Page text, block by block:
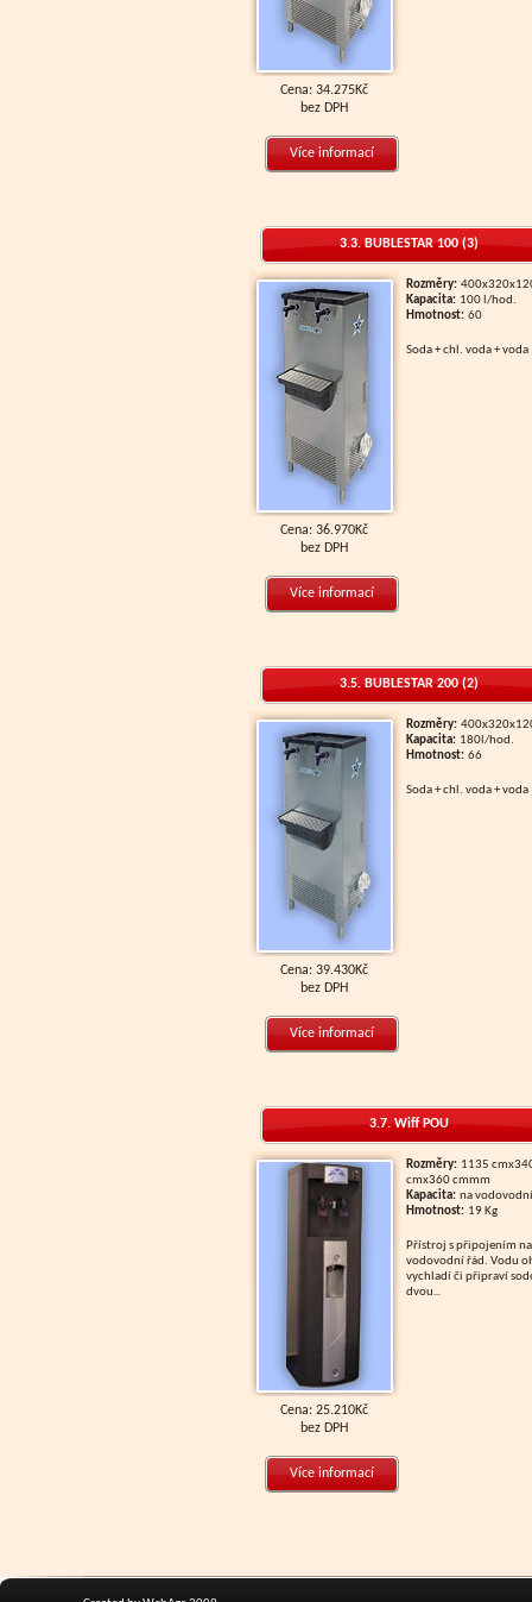
Cena: 34.275Kč
bez DPH
Více informací
3.3. BUBLESTAR 100 (3)
Cena: 36.970Kč
bez DPH
Rozměry:
Kapacita: 100 l/hod.
Hmotnost: 60
soda + chl. voda + voda
Více informací
3.5. BUBLESTAR 200 (2)
Cena: 39.430Kč
bez DPH
Rozměry:
Kapacita: 180l/hod.
Hmotnost: 66
soda + chl. voda + voda
Více informací
3.7. Wiff POU
Cena: 25.210Kč
bez DPH
Rozměry: 1135
cmx360 cmmm
Kapacita: na
Hmotnost: 19 Kg
Přístroj s připojením na
vodovodní řád. Vodu
vychladí či připraví
dvou...
Více informací